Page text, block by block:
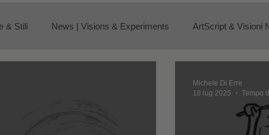
& Stili News | Visions & Experiments ArtScript & Visioni
Michele Di Erre
18 lug 2025
Tempo